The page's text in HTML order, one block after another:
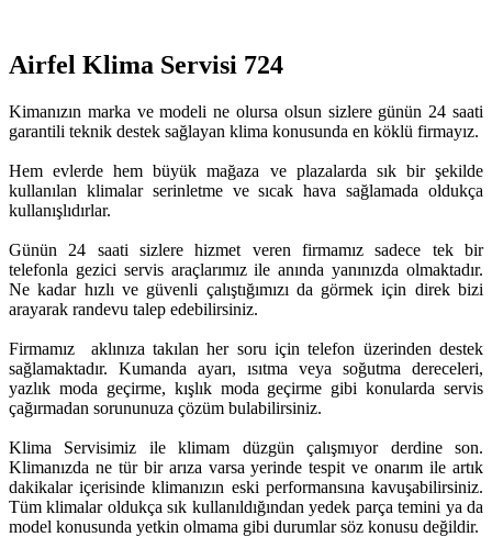
Airfel Klima Servisi 724
Kimanızın marka ve modeli ne olursa olsun sizlere günün 24 saati
garantili teknik destek sağlayan klima konusunda en köklü firmayız.
Hem evlerde hem büyük mağaza ve plazalarda sık bir şekilde
kullanılan klimalar serinletme ve sıcak hava sağlamada oldukça
kullanışlıdırlar.
Günün 24 saati sizlere hizmet veren firmamız sadece tek bir
telefonla gezici servis araçlarımız ile anında yanınızda olmaktadır.
Ne kadar hızlı ve güvenli çalıştığımızı da görmek için direk bizi
arayarak randevu talep edebilirsiniz.
Firmamız aklınıza takılan her soru için telefon üzerinden destek
sağlamaktadır. Kumanda ayarı, ısıtma veya soğutma dereceleri,
yazlık moda geçirme, kışlık moda geçirme gibi konularda servis
çağırmadan sorununuza çözüm bulabilirsiniz.
Klima Servisimiz ile klimam düzgün çalışmıyor derdine son.
Klimanızda ne tür bir arıza varsa yerinde tespit ve onarım ile artık
dakikalar içerisinde klimanızın eski performansına kavuşabilirsiniz.
Tüm klimalar oldukça sık kullanıldığından yedek parça temini ya da
model konusunda yetkin olmama gibi durumlar söz konusu değildir.